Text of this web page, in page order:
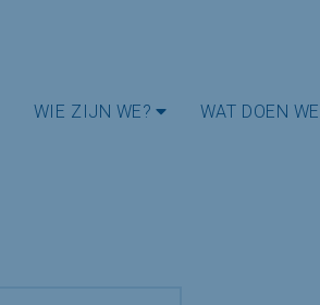
WIE ZIJN WE? WAT DOEN